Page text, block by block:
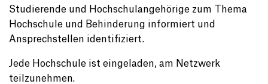
Studierende und Hochschulangehörige zum Thema
Hochschule und Behinderung informiert und
Ansprechstellen identifiziert.
Jede Hochschule ist eingeladen, am Netzwerk
teilzunehmen.